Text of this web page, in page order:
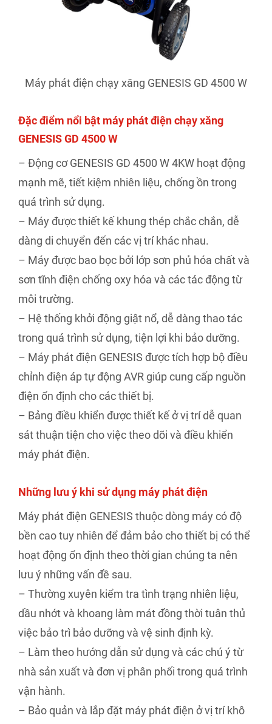
Máy phát điện chạy xăng GENESIS GD 4500 W
Đặc điểm nổi bật máy phát điện chạy xăng
GENESIS GD 4500 W
– Động cơ GENESIS GD 4500 W 4KW hoạt động
mạnh mẽ, tiết kiệm nhiên liệu, chống ồn trong
quá trình sử dụng.
– Máy được thiết kế khung thép chắc chắn, dễ
dàng di chuyển đến các vị trí khác nhau.
– Máy được bao bọc bởi lớp sơn phủ hóa chất và
sơn tĩnh điện chống oxy hóa và các tác động từ
môi trường.
– Hệ thống khởi động giật nổ, dễ dàng thao tác
trong quá trình sử dụng, tiện lợi khi bảo dưỡng.
– Máy phát điện GENESIS được tích hợp bộ điều
chỉnh điện áp tự động AVR giúp cung cấp nguồn
điện ổn định cho các thiết bị.
– Bảng điều khiển được thiết kế ở vị trí dễ quan
sát thuận tiện cho việc theo dõi và điều khiển
máy phát điện.
Những lưu ý khi sử dụng máy phát điện
Máy phát điện GENESIS thuộc dòng máy có độ
bền cao tuy nhiên để đảm bảo cho thiết bị có thể
hoạt động ổn định theo thời gian chúng ta nên
lưu ý những vấn đề sau.
– Thường xuyên kiểm tra tình trạng nhiên liệu,
dầu nhớt và khoang làm mát đồng thời tuân thủ
việc bảo trì bảo dưỡng và vệ sinh định kỳ.
– Làm theo hướng dẫn sử dụng và các chú ý từ
nhà sản xuất và đơn vị phân phối trong quá trình
vận hành.
– Bảo quản và lắp đặt máy phát điện ở vị trí khô